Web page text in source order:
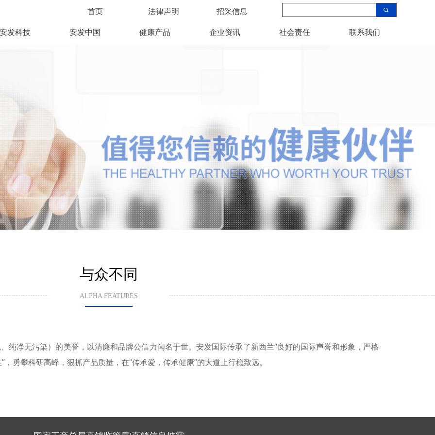
首页 法律声明 招采信息
安发科技 安发中国 健康产品 企业资讯 社会责任 联系我们
끠
纯净无污染）的美誉，以清廉和品牌公信力闻名于世。安发国际传承了新西兰“良好的国际声誉和形象，严格
勇攀科研高峰，狠抓产品质量，在“传承爱，传承健康”的大道上行稳致远。
与众不同
ALPHA FEATURES